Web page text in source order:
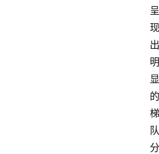
呈
现
出
明
显
的
梯
队
分